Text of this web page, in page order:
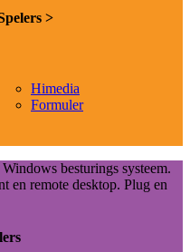
>
Himedia
Formuler
besturings systeem.
en remote desktop. Plug en